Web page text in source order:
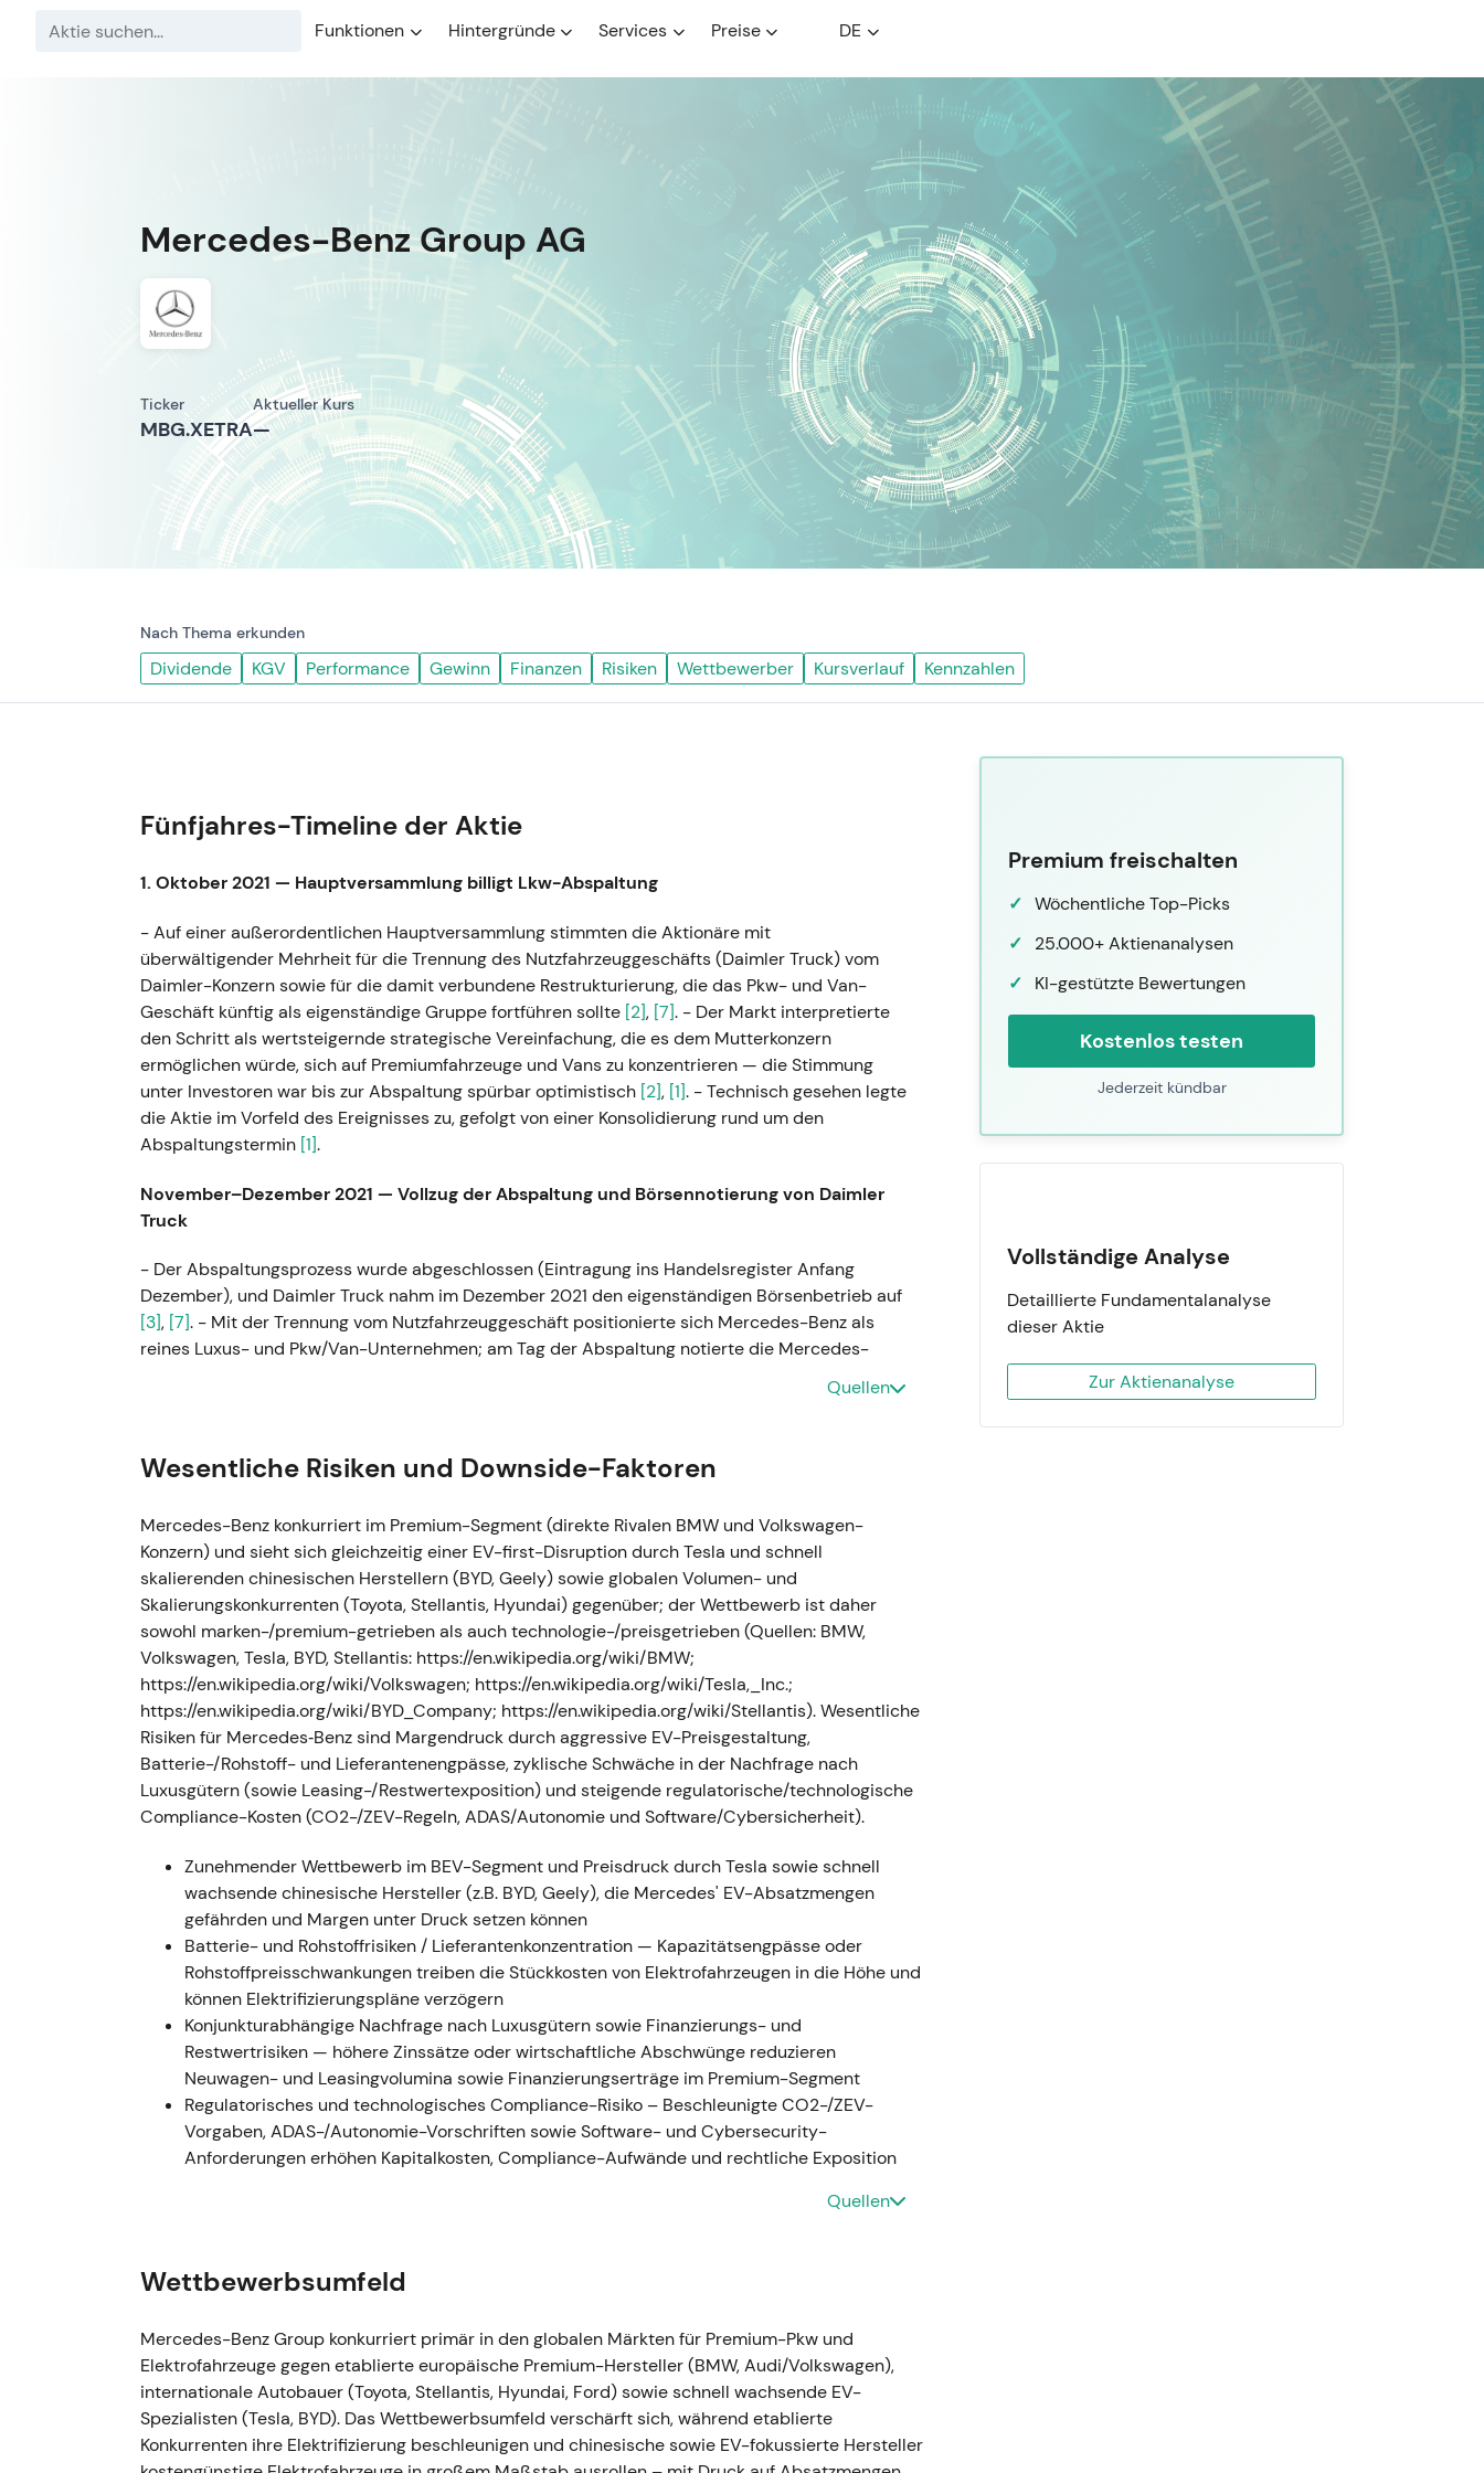
Funktionen Hintergründe Services Preise DE
Mercedes-Benz Group AG
Ticker
MBG.XETRA
Aktueller Kurs
—
Nach Thema erkunden
Dividende KGV Performance Gewinn Finanzen Risiken Wettbewerber Kursverlauf Kennzahlen
Fünfjahres-Timeline der Aktie
1. Oktober 2021 — Hauptversammlung billigt Lkw-Abspaltung
- Auf einer außerordentlichen Hauptversammlung stimmten die Aktionäre mit
überwältigender Mehrheit für die Trennung des Nutzfahrzeuggeschäfts (Daimler Truck) vom
Daimler-Konzern sowie für die damit verbundene Restrukturierung, die das Pkw- und Van-
Geschäft künftig als eigenständige Gruppe fortführen sollte [2], [7]. - Der Markt interpretierte
den Schritt als wertsteigernde strategische Vereinfachung, die es dem Mutterkonzern
ermöglichen würde, sich auf Premiumfahrzeuge und Vans zu konzentrieren — die Stimmung
unter Investoren war bis zur Abspaltung spürbar optimistisch [2], [1]. - Technisch gesehen legte
die Aktie im Vorfeld des Ereignisses zu, gefolgt von einer Konsolidierung rund um den
Abspaltungstermin [1].
November–Dezember 2021 — Vollzug der Abspaltung und Börsennotierung von Daimler
Truck
- Der Abspaltungsprozess wurde abgeschlossen (Eintragung ins Handelsregister Anfang
Dezember), und Daimler Truck nahm im Dezember 2021 den eigenständigen Börsenbetrieb auf
[3], [7]. - Mit der Trennung vom Nutzfahrzeuggeschäft positionierte sich Mercedes-Benz als
reines Luxus- und Pkw/Van-Unternehmen; am Tag der Abspaltung notierte die Mercedes-
. - Technisch:
Kursspitze zum Zeitpunkt der Abspaltung auf Mehrjahreshoch, gefolgt von einem moderaten
1. Februar 2022 — Daimler wird offiziell zur Mercedes-Benz Group AG
- Die Daimler AG wurde offiziell in Mercedes-Benz Group AG umbenannt; damit war die
strategische Neuausrichtung auf Pkw und Vans formal abgeschlossen[4] ,[3]. - Die
Umbenennung unterstrich die „Pure-Play"-Luxusauto-Positionierung und schuf
konzernstrategische Klarheit; Investoren betrachteten die Gruppe fortan als das zentrale
Kapitalallokationsvehikel für die Mercedes-Pkw-Marken[4]. - Technisch: Volatile
Seitwärtsbewegung, während der Markt die neue Konzernstruktur und aufkommende
Makrorisiken einpreiste.
Februar–März 2022 — Russland-Invasion, Betriebsunterbrechung und
Lieferkettenprobleme
- Nach dem russischen Einmarsch in die Ukraine setzte Mercedes-Benz Exporte und die lokale
betroffenen Russland-Assets wurden mit rund 2,0–2,2 Mrd. Euro angegeben; gleichzeitig
verschärften sich die Engpässe bei Halbleitern und Rohstoffen[10],[12], [9]. - Der zuvor
vorherrschende Strategieoptimismus wich geopolitischer und operativer Vorsicht —
Investoren passten ihre Risikoeinschätzung bezüglich Produktion, Teileverfügbarkeit und
möglicher Vermögensverluste entsprechend an[9],[10]. - Technisch: Erhöhte Volatilität und
Kursverluste infolge der eingepreisten geopolitischen und makroökonomischen Schocks.
August–Oktober 2022 — Batterie- und Rohstoffpartnerschaften (CATL, Rock Tech)
- Mercedes weitete seine Batteriezellen-Versorgungsvereinbarungen aus — darunter
Aktivitäten rund um CATLs europäisches Angebot — und schloss einen verbindlichen
Liefervertrag mit Rock Tech Lithium über rund 10.000 Tonnen batterietaugliches
. - Das Unternehmen steuerte gezielt auf mehr vertikale Integration und direktes
skalierbare Elektrifizierung werteten. - Technisch: Strukturell stützende Narrative für den
Nachfrageunsicherheiten die strategischen Fortschritte überlagerten [22],[29].
26. Oktober 2022 — Entscheidung zum Russland-Rückzug (Verkauf an lokalen Käufer
angekündigt)
- Mercedes-Benz gab bekannt, den russischen Markt zu verlassen und die lokalen
Quellen
Wesentliche Risiken und Downside-Faktoren
Mercedes-Benz konkurriert im Premium-Segment (direkte Rivalen BMW und Volkswagen-
Konzern) und sieht sich gleichzeitig einer EV-first-Disruption durch Tesla und schnell
skalierenden chinesischen Herstellern (BYD, Geely) sowie globalen Volumen- und
Skalierungskonkurrenten (Toyota, Stellantis, Hyundai) gegenüber; der Wettbewerb ist daher
sowohl marken-/premium-getrieben als auch technologie-/preisgetrieben (Quellen: BMW,
Volkswagen, Tesla, BYD, Stellantis: https://en.wikipedia.org/wiki/BMW;
https://en.wikipedia.org/wiki/Volkswagen; https://en.wikipedia.org/wiki/Tesla,_Inc.;
https://en.wikipedia.org/wiki/BYD_Company; https://en.wikipedia.org/wiki/Stellantis). Wesentliche
Risiken für Mercedes‑Benz sind Margendruck durch aggressive EV-Preisgestaltung,
Batterie-/Rohstoff- und Lieferantenengpässe, zyklische Schwäche in der Nachfrage nach
Luxusgütern (sowie Leasing-/Restwertexposition) und steigende regulatorische/technologische
Compliance-Kosten (CO2-/ZEV-Regeln, ADAS/Autonomie und Software/Cybersicherheit).
Zunehmender Wettbewerb im BEV-Segment und Preisdruck durch Tesla sowie schnell
wachsende chinesische Hersteller (z.B. BYD, Geely), die Mercedes' EV-Absatzmengen
gefährden und Margen unter Druck setzen können
Batterie- und Rohstoffrisiken / Lieferantenkonzentration — Kapazitätsengpässe oder
Rohstoffpreisschwankungen treiben die Stückkosten von Elektrofahrzeugen in die Höhe und
können Elektrifizierungspläne verzögern
Konjunkturabhängige Nachfrage nach Luxusgütern sowie Finanzierungs- und
Restwertrisiken — höhere Zinssätze oder wirtschaftliche Abschwünge reduzieren
Neuwagen- und Leasingvolumina sowie Finanzierungserträge im Premium-Segment
Regulatorisches und technologisches Compliance-Risiko – Beschleunigte CO2-/ZEV-
Vorgaben, ADAS-/Autonomie-Vorschriften sowie Software- und Cybersecurity-
Anforderungen erhöhen Kapitalkosten, Compliance-Aufwände und rechtliche Exposition
Quellen
Wettbewerbsumfeld
Mercedes-Benz Group konkurriert primär in den globalen Märkten für Premium-Pkw und
Elektrofahrzeuge gegen etablierte europäische Premium-Hersteller (BMW, Audi/Volkswagen),
internationale Autobauer (Toyota, Stellantis, Hyundai, Ford) sowie schnell wachsende EV-
Spezialisten (Tesla, BYD). Das Wettbewerbsumfeld verschärft sich, während etablierte
Konkurrenten ihre Elektrifizierung beschleunigen und chinesische sowie EV-fokussierte Hersteller
Premium freischalten
Wöchentliche Top-Picks
25.000+ Aktienanalysen
KI-gestützte Bewertungen
Kostenlos testen
Jederzeit kündbar
Vollständige Analyse
Detaillierte Fundamentalanalyse
dieser Aktie
Zur Aktienanalyse